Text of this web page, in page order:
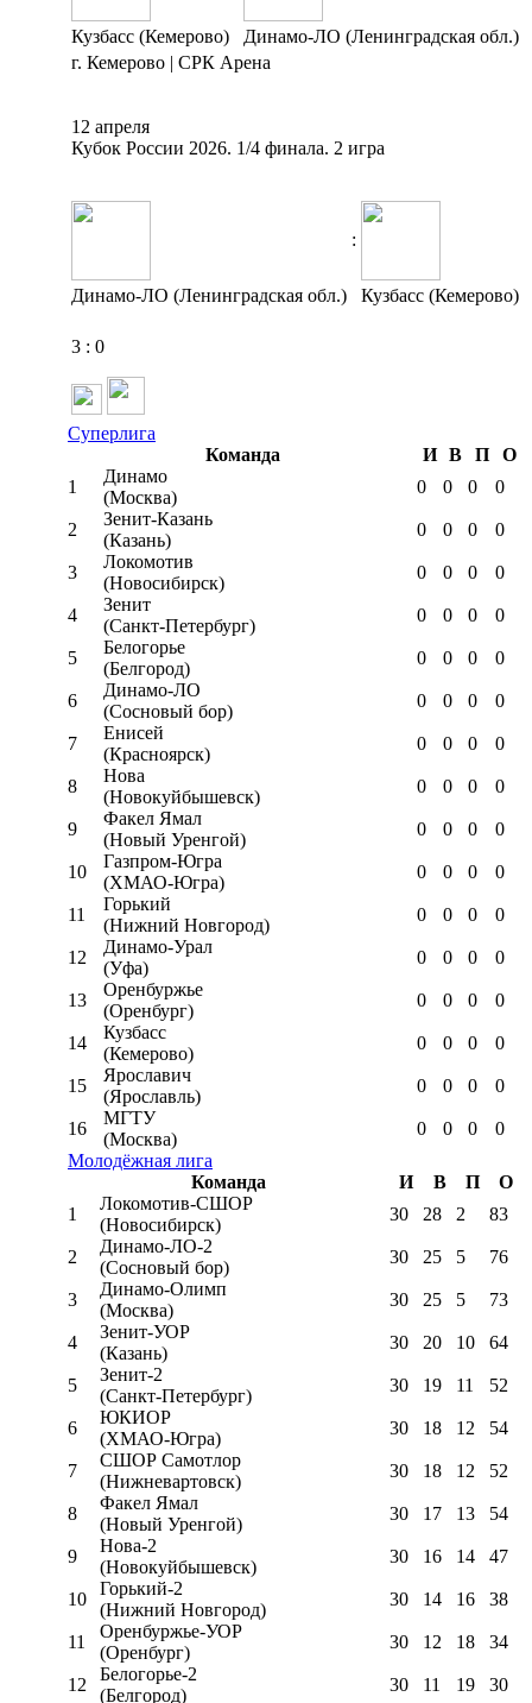
Кузбасс (Кемерово)
Динамо-ЛО (Ленинградская обл.)
г. Кемерово | СРК Арена
12 апреля
Кубок России 2026. 1/4 финала. 2 игра
:
Динамо-ЛО (Ленинградская обл.) Кузбасс (Кемерово)
3 : 0
Суперлига
Команда
И В П
О
1
Динамо
(Москва)
0 0 0 0
2
Зенит-Казань
(Казань)
0 0 0 0
3
Локомотив
(Новосибирск)
0 0 0 0
4
Зенит
(Санкт-Петербург)
0 0 0 0
5
Белогорье
(Белгород)
0 0 0 0
6
Динамо-ЛО
(Сосновый бор)
0 0 0 0
7
Енисей
(Красноярск)
0 0 0 0
8
Нова
(Новокуйбышевск)
0 0 0 0
9
Факел Ямал
(Новый Уренгой)
0 0 0 0
10
Газпром-Югра
(ХМАО-Югра)
0 0 0 0
11
Горький
(Нижний Новгород)
0 0 0 0
12
Динамо-Урал
(Уфа)
0 0 0 0
13
Оренбуржье
(Оренбург)
0 0 0 0
14
Кузбасс
(Кемерово)
0 0 0 0
15
Ярославич
(Ярославль)
0 0 0 0
16
МГТУ
(Москва)
0 0 0
0
Молодёжная лига
Команда
И В П
О
1
Локомотив-CШОР
(Новосибирск)
30 28 2 83
2
Динамо-ЛО-2
(Сосновый бор)
30 25 5 76
3
Динамо-Олимп
(Москва)
30 25 5 73
4
Зенит-УОР
(Казань)
30 20 10 64
5
Зенит-2
(Санкт-Петербург)
30 19 11 52
6
ЮКИОР
(ХМАО-Югра)
30 18 12 54
7
СШОР Самотлор
(Нижневартовск)
30 18 12 52
8
Факел Ямал
(Новый Уренгой)
30 17 13 54
9
Нова-2
(Новокуйбышевск)
30 16 14 47
10
Горький-2
(Нижний Новгород)
30 14 16 38
11
Оренбуржье-УОР
(Оренбург)
30 12 18 34
12
Белогорье-2
(Белгород)
30 11 19 30